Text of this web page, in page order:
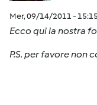
Mer, 09/14/2011 - 15:15
Ecco qui la nostra
P.S. per favore non